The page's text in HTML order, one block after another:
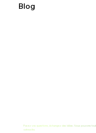
Blog
Posez vos questions, échangez des idées. Nous pouvons
votre site.